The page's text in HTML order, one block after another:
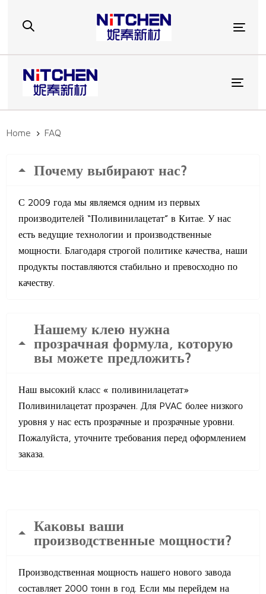
navigation
Home FAQ
Почему выбирают нас?
С 2009 года мы являемся одним из первых
производителей “Поливинилацетат” в Китае. У нас
есть ведущие технологии и производственные
мощности. Благодаря строгой политике качества, наши
продукты поставляются стабильно и превосходно по
качеству.
Нашему клею нужна
прозрачная формула, которую
вы можете предложить?
Наш высокий класс « поливинилацетат»
Поливинилацетат прозрачен. Для PVAC более низкого
уровня у нас есть прозрачные и прозрачные уровни.
Пожалуйста, уточните требования перед оформлением
заказа.
Каковы ваши
производственные мощности?
Производственная мощность нашего нового завода
составляет 2000 тонн в год. Если мы перейдем на